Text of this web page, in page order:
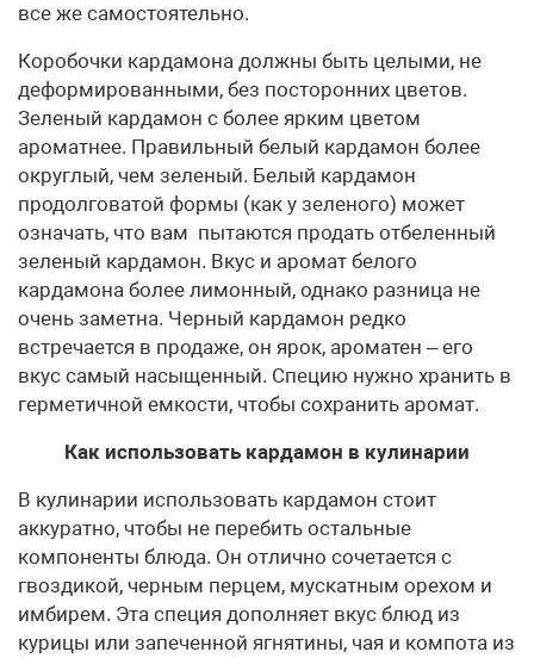
все же самостоятельно.
Коробочки кардамона должны быть целыми, не
деформированными, без посторонних цветов.
Зеленый кардамон с более ярким цветом
ароматнее. Правильный белый кардамон более
округлый, чем зеленый. Белый кардамон
продолговатой формы (как у зеленого) может
означать, что вам пытаются продать отбеленный
зеленый кардамон. Вкус и аромат белого
кардамона более лимонный, однако разница не
очень заметна. Черный кардамон редко
встречается в продаже, он ярок, ароматен – его
вкус самый насыщенный. Специю нужно хранить в
герметичной емкости, чтобы сохранить аромат.
Как использовать кардамон в кулинарии
В кулинарии использовать кардамон стоит
аккуратно, чтобы не перебить остальные
компоненты блюда. Он отлично сочетается с
гвоздикой, черным перцем, мускатным орехом и
имбирем. Эта специя дополняет вкус блюд из
курицы или запеченной ягнятины, чая и компота из